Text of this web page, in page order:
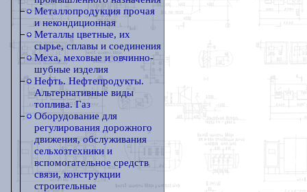
Металлопродукция прочая
и некондиционная
Металлы цветные, их
сырье, сплавы и соединения
Меха, меховые и овчинно-
шубные изделия
Нефть. Нефтепродукты.
Альтернативные виды
топлива. Газ
Оборудование для
регулирования дорожного
движения, обслуживания
сельхозтехники и
вспомогательное средств
связи, конструкции
строительные